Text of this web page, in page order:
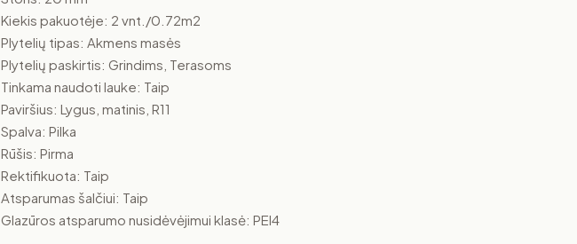
Kiekis pakuotėje: 2 vnt./0.72m2
Plytelių tipas: Akmens masės
Plytelių paskirtis: Grindims, Terasoms
Tinkama naudoti lauke: Taip
Paviršius: Lygus, matinis, R11
Spalva: Pilka
Rūšis: Pirma
Rektifikuota: Taip
Atsparumas šalčiui: Taip
Glazūros atsparumo nusidėvėjimui klasė: PEI4